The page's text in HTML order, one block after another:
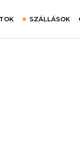
SZÁLLÁSOK